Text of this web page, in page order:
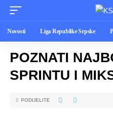
Novosti Liga Republike Srpske
POZNATI
SPRINTU I
PODIJELITE